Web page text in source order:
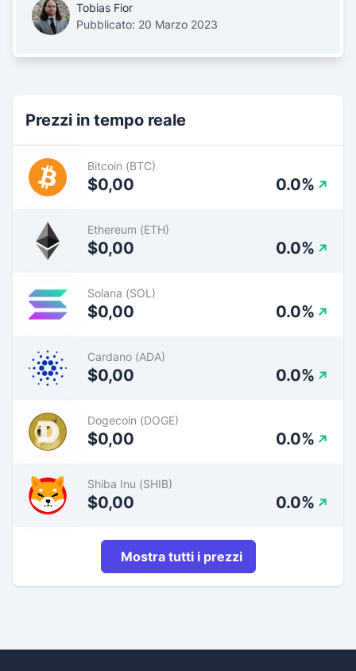
Tobias Fior
Pubblicato: 20 Marzo 2023
Prezzi in tempo reale
Bitcoin (BTC)
$0,00 0.0%
Ethereum (ETH)
$0,00 0.0%
Solana (SOL)
$0,00 0.0%
Cardano (ADA)
$0,00 0.0%
Dogecoin (DOGE)
$0,00 0.0%
Shiba Inu (SHIB)
$0,00 0.0%
Mostra tutti i prezzi